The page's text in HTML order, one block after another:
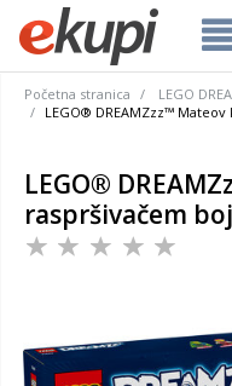
Početna stranica
LEGO
LEGO® DREAMZzz™
LEGO®
raspršivačem